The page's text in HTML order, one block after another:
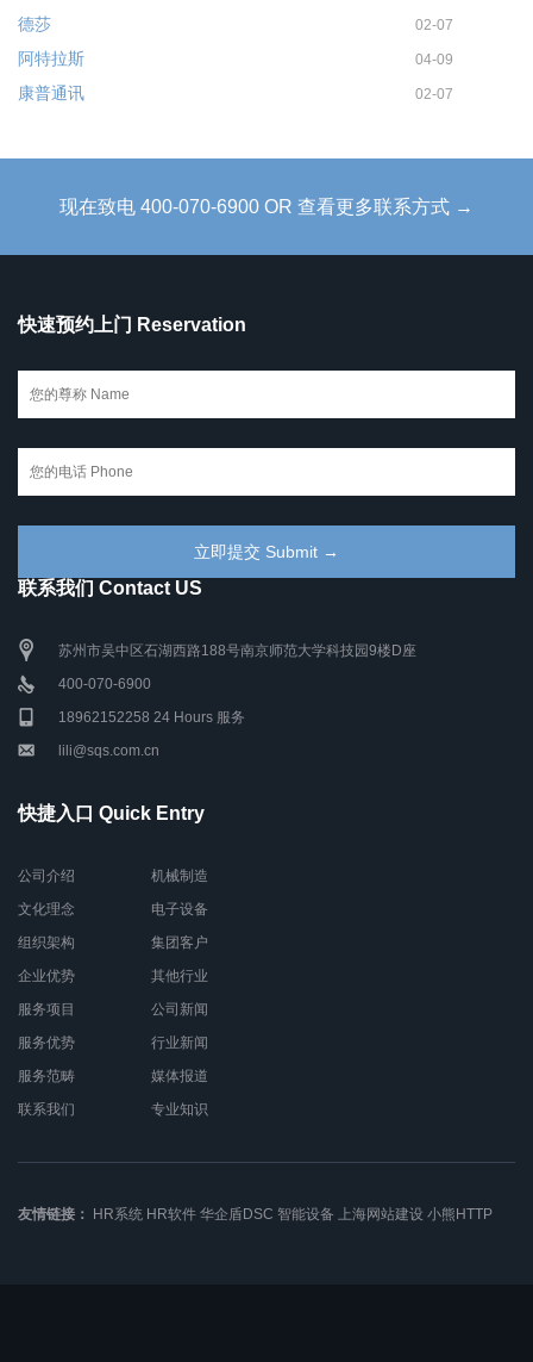
德莎 02-07
阿特拉斯 04-09
康普通讯 02-07
现在致电 400-070-6900 OR 查看更多联系方式 →
快速预约上门 Reservation
联系我们 Contact US
苏州市吴中区石湖西路188号南京师范大学科技园9楼D座
400-070-6900
18962152258 24 Hours 服务
lili@sqs.com.cn
快捷入口 Quick Entry
公司介绍
文化理念
组织架构
企业优势
服务项目
服务优势
服务范畴
联系我们
机械制造
电子设备
集团客户
其他行业
公司新闻
行业新闻
媒体报道
专业知识
友情链接： HR系统 HR软件 华企盾DSC 智能设备 上海网站建设 小熊HTTP